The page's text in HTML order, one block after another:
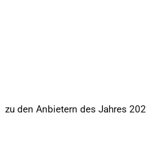
zu den Anbietern des Jahres